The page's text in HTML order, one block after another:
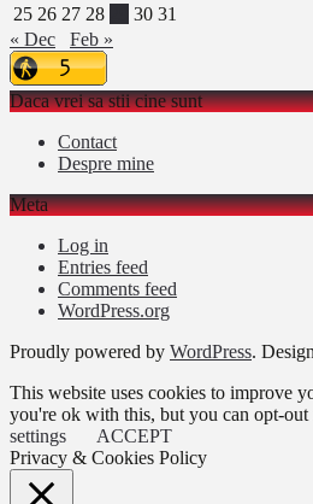
25 26 27 28 30 31
« Dec
Feb »
Daca vrei sa stii cine sunt
Contact
Despre mine
Meta
Log in
Entries feed
Comments feed
WordPress.org
Proudly powered by WordPress.
This website uses cookies to improve
you're ok with this, but you can opt-
settings
ACCEPT
Privacy & Cookies Policy